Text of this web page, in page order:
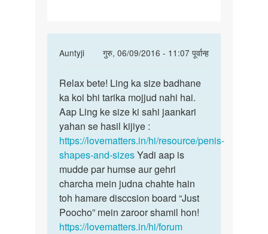
Auntyji
गुरु, 06/09/2016 - 11:07 पूर्वान्ह
In
to
mera
ling
bahut
chota
hai.
by
akash
gupta
Relax
bete!
Ling
ka
size
Relax bete! Ling ka size badhane
ka koi bhi tarika mojjud nahi hai.
Aap Ling ke size ki sahi jaankari
yahan se hasil kijiye :
https://lovematters.in/hi/resource/penis-
shapes-and-sizesYadi aap is
mudde par humse aur gehri
charcha mein judna chahte hain
toh hamare disccsion board “Just
Poocho” mein zaroor shamil hon!
https://lovematters.in/hi/forum